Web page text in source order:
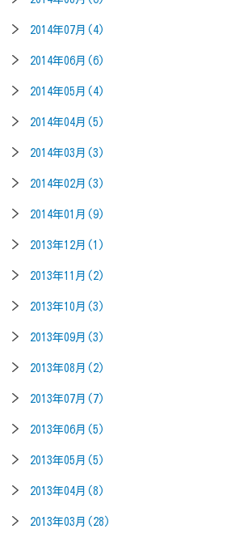
2014年07月(4)
2014年06月(6)
2014年05月(4)
2014年04月(5)
2014年03月(3)
2014年02月(3)
2014年01月(9)
2013年12月(1)
2013年11月(2)
2013年10月(3)
2013年09月(3)
2013年08月(2)
2013年07月(7)
2013年06月(5)
2013年05月(5)
2013年04月(8)
2013年03月(28)